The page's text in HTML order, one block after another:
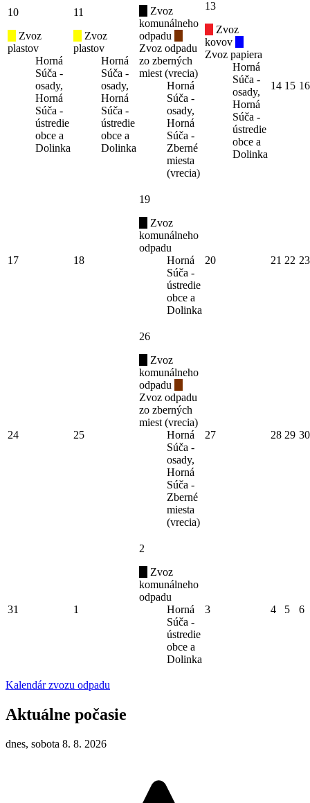
10
Zvoz
plastov
Horná
Súča -
osady,
Horná
Súča -
ústredie
obce a
Dolinka
11
Zvoz
plastov
Horná
Súča -
osady,
Horná
Súča -
ústredie
obce a
Dolinka
Zvoz
komunálneho
odpadu
Zvoz odpadu
zo zberných
miest (vrecia)
Horná
Súča -
osady,
Horná
Súča -
Zberné
miesta
(vrecia)
13
Zvoz
kovov
Zvoz papiera
Horná
Súča -
osady,
Horná
Súča -
ústredie
obce a
Dolinka
14 15 16
17 18
19
Zvoz
komunálneho
odpadu
Horná
Súča -
ústredie
obce a
Dolinka
20 21 22 23
24 25
26
Zvoz
komunálneho
odpadu
Zvoz odpadu
zo zberných
miest (vrecia)
Horná
Súča -
osady,
Horná
Súča -
Zberné
miesta
(vrecia)
27 28 29 30
31 1
2
Zvoz
komunálneho
odpadu
Horná
Súča -
ústredie
obce a
Dolinka
3 4 5 6
Kalendár zvozu odpadu
Aktuálne počasie
dnes, sobota 8. 8. 2026